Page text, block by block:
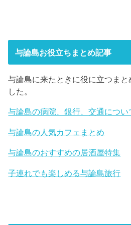
与論島お役立ちまとめ記事
与論島に来たときに役に立つまと
した。
与論島の病院、銀行、交通につい
与論島の人気カフェまとめ
与論島のおすすめの居酒屋特集
子連れでも楽しめる与論島旅行